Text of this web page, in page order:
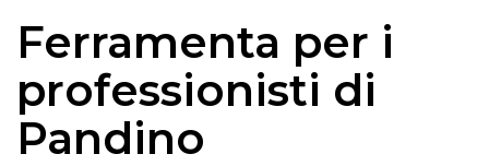
Ferramenta per i
professionisti di
Pandino